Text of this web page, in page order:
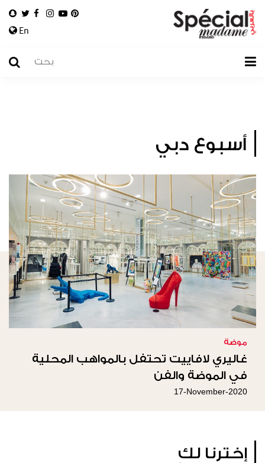
En
أسبوع دبي
موضة
غاليري لافاييت تحتفل بالمواهب المحلية
في الموضة والفن
17-November-2020
إخترنا لكِ